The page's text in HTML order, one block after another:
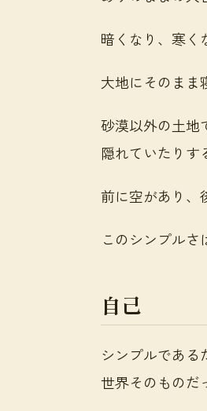
暗くなり、寒く
大地にそのまま
砂漠以外の土地
隠れていたりす
前に空があり、
このシンプルさ
自己
シンプルである
世界そのものだ